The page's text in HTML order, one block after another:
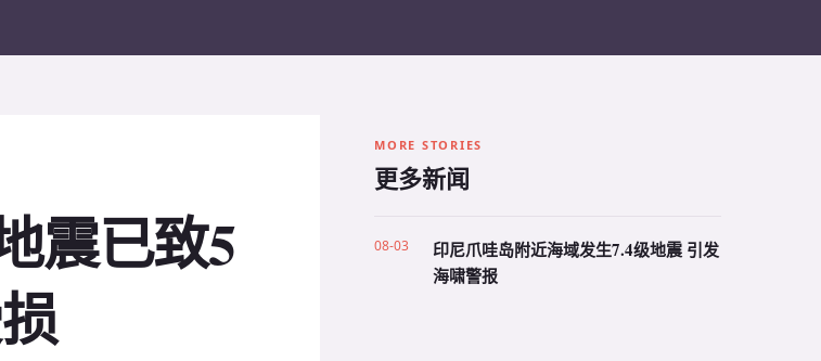
震已致5
MORE STORIES
更多新闻
08-03
印尼爪哇岛附近海域发生7.4级地震 引发
海啸警报